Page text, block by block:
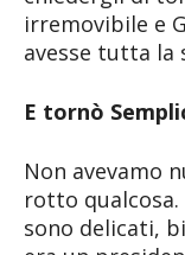
irremovibile e
avesse tutta la
E tornò
Non avevamo
rotto
sono delicati,